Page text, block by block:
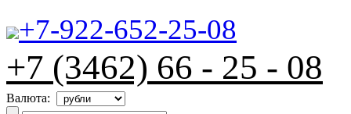
+7-922-652-25-08
+7 (3462) 66 - 25 - 08
Валюта: